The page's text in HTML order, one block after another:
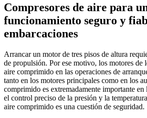
Compresores de aire para
funcionamiento seguro y
embarcaciones
Arrancar un motor de tres pisos de altura
de propulsión. Por ese motivo, los motores de
aire comprimido en las operaciones de
tanto en los motores principales como en los
comprimido es extremadamente importante en
el control preciso de la presión y la
aire comprimido es una cuestión de seguridad.